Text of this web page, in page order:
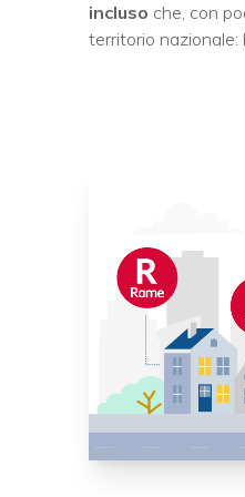
incluso che, con
territorio